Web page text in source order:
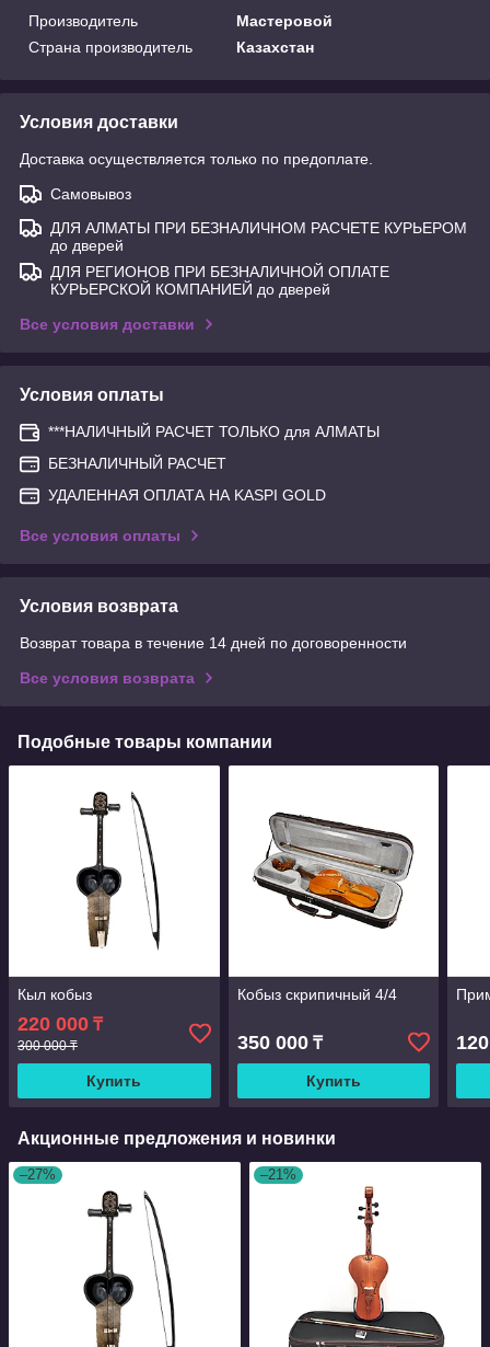
Производитель
Мастеровой
Страна производитель
Казахстан
Условия доставки
Доставка осуществляется только по предоплате.
Самовывоз
ДЛЯ АЛМАТЫ ПРИ БЕЗНАЛИЧНОМ РАСЧЕТЕ КУРЬЕРОМ
до дверей
ДЛЯ РЕГИОНОВ ПРИ БЕЗНАЛИЧНОЙ ОПЛАТЕ
КУРЬЕРСКОЙ КОМПАНИЕЙ до дверей
Все условия доставки
Условия оплаты
***НАЛИЧНЫЙ РАСЧЕТ ТОЛЬКО для АЛМАТЫ
БЕЗНАЛИЧНЫЙ РАСЧЕТ
УДАЛЕННАЯ ОПЛАТА НА KASPI GOLD
Все условия оплаты
Условия возврата
Возврат товара в течение 14 дней по договоренности
Все условия возврата
Подобные товары компании
Кыл кобыз
220 000 ₸
300 000 ₸
Купить
Кобыз скрипичный 4/4
350 000₸
Купить
Акционные предложения и новинки
–27% –21%